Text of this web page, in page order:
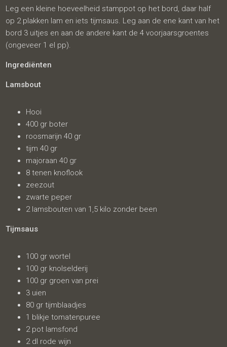
Leg een kleine hoeveelheid stamppot op het bord, daar half
op 2 plakken lam en iets tijmsaus. Leg aan de ene kant van het
bord 3 uitjes en aan de andere kant de 4 voorjaarsgroentes
(ongeveer 1 el pp).
Ingrediënten
Lamsbout
Hooi
400 gr boter
roosmarijn 40 gr
tijm 40 gr
majoraan 40 gr
8 tenen knoflook
zeezout
zwarte peper
2 lamsbouten van 1,5 kilo zonder been
Tijmsaus
100 gr wortel
100 gr knolselderij
100 gr groen van prei
3 uien
80 gr tijmblaadjes
1 blikje tomatenpuree
2 pot lamsfond
2 dl rode wijn